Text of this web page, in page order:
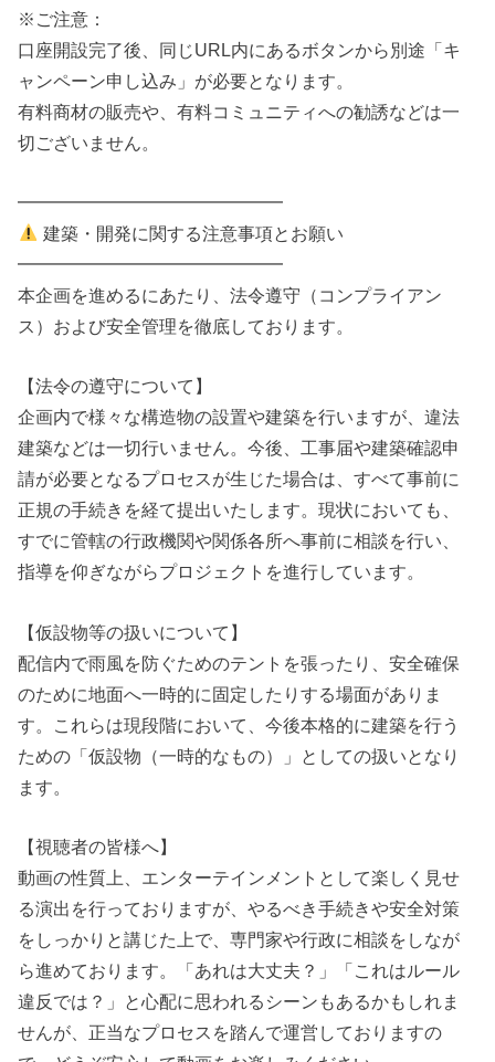
※ご注意：
口座開設完了後、同じURL内にあるボタンから別途「キ
ャンペーン申し込み」が必要となります。
有料商材の販売や、有料コミュニティへの勧誘などは一
切ございません。
━━━━━━━━━━━━━━━
建築・開発に関する注意事項とお願い
━━━━━━━━━━━━━━━
本企画を進めるにあたり、法令遵守（コンプライアン
ス）および安全管理を徹底しております。
【法令の遵守について】
企画内で様々な構造物の設置や建築を行いますが、違法
建築などは一切行いません。今後、工事届や建築確認申
請が必要となるプロセスが生じた場合は、すべて事前に
正規の手続きを経て提出いたします。現状においても、
すでに管轄の行政機関や関係各所へ事前に相談を行い、
指導を仰ぎながらプロジェクトを進行しています。
【仮設物等の扱いについて】
配信内で雨風を防ぐためのテントを張ったり、安全確保
のために地面へ一時的に固定したりする場面がありま
す。これらは現段階において、今後本格的に建築を行う
ための「仮設物（一時的なもの）」としての扱いとなり
ます。
【視聴者の皆様へ】
動画の性質上、エンターテインメントとして楽しく見せ
る演出を行っておりますが、やるべき手続きや安全対策
をしっかりと講じた上で、専門家や行政に相談をしなが
ら進めております。「あれは大丈夫？」「これはルール
違反では？」と心配に思われるシーンもあるかもしれま
せんが、正当なプロセスを踏んで運営しておりますの